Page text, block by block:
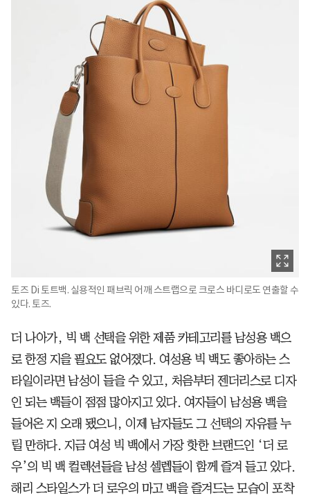
토즈 Di 토트백. 실용적인 패브릭 어깨 스트랩으로 크로스 바디로도 연출할 수
있다. 토즈.
더 나아가, 빅 백 선택을 위한 제품 카테고리를 남성용 백으
로 한정 지을 필요도 없어졌다. 여성용 빅 백도 좋아하는 스
타일이라면 남성이 들을 수 있고, 처음부터 젠더리스로 디자
인 되는 백들이 점점 많아지고 있다. 여자들이 남성용 백을
들어온 지 오래 됐으니, 이제 남자들도 그 선택의 자유를 누
릴 만하다. 지금 여성 빅 백에서 가장 핫한 브랜드인 ‘더 로
우’의 빅 백 컬렉션들을 남성 셀렙들이 함께 즐겨 들고 있다.
해리 스타일스가 더 로우의 마고 백을 즐겨드는 모습이 포착